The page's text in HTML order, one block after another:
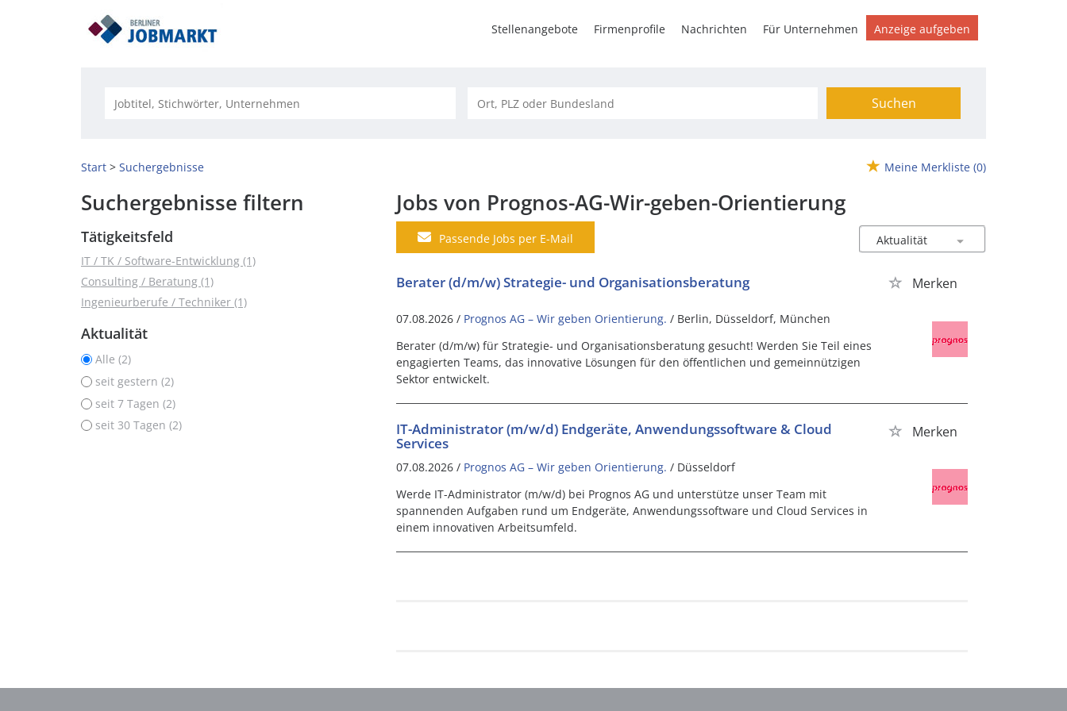
Stellenangebote Firmenprofile Nachrichten Für Unternehmen Anzeige aufgeben
Suchen
Start Suchergebnisse Meine Merkliste (0)
Suchergebnisse filtern
Tätigkeitsfeld
IT / TK / Software-Entwicklung (1)
Consulting / Beratung (1)
Ingenieurberufe / Techniker (1)
Aktualität
Alle (2)
seit gestern (2)
seit 7 Tagen (2)
seit 30 Tagen (2)
Jobs von Prognos-AG-Wir-geben-Orientierung
Passende Jobs per E-Mail
Berater (d/m/w) Strategie- und Organisationsberatung Merken
07.08.2026 / Prognos AG – Wir geben Orientierung. / Berlin, Düsseldorf, München
Berater (d/m/w) für Strategie- und Organisationsberatung gesucht! Werden Sie Teil eines
engagierten Teams, das innovative Lösungen für den öffentlichen und gemeinnützigen
Sektor entwickelt.
IT-Administrator (m/w/d) Endgeräte, Anwendungssoftware & Cloud
Services
Merken
07.08.2026 / Prognos AG – Wir geben Orientierung. / Düsseldorf
Werde IT-Administrator (m/w/d) bei Prognos AG und unterstütze unser Team mit
spannenden Aufgaben rund um Endgeräte, Anwendungssoftware und Cloud Services in
einem innovativen Arbeitsumfeld.